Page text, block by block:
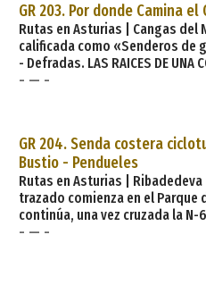
GR 203. Por donde Camina el
Rutas en Asturias | Cangas del
calificada como «Senderos de
- Defradas. LAS RAICES DE UNA
poder feudal de esta parte del
grandes praderías. A lo lardo
- — -
GR 204. Senda costera
Bustio - Pendueles
Rutas en Asturias |
trazado comienza en el Parque
continúa, una vez cruzada la
existente, por pista de zahorra
- — -